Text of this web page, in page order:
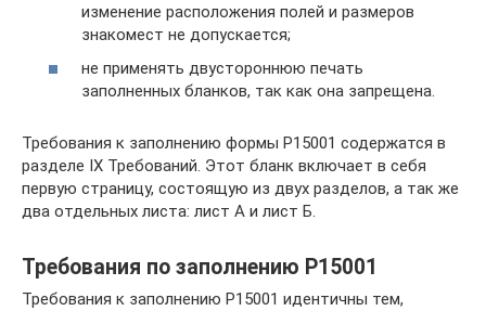
изменение расположения полей и размеров
знакомест не допускается;
не применять двустороннюю печать
заполненных бланков, так как она запрещена.
Требования к заполнению формы Р15001 содержатся в
разделе IX Требований. Этот бланк включает в себя
первую страницу, состоящую из двух разделов, а так же
два отдельных листа: лист А и лист Б.
Требования по заполнению Р15001
Требования к заполнению Р15001 идентичны тем,